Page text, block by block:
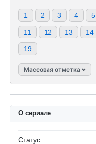
1 2 3 4 5
11 12 13 14
19
Массовая отметка
О сериале
Статус